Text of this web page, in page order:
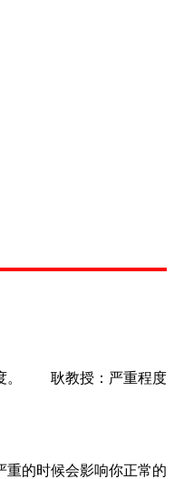
度。 耿教授：严重程度
的时候会影响你正常的